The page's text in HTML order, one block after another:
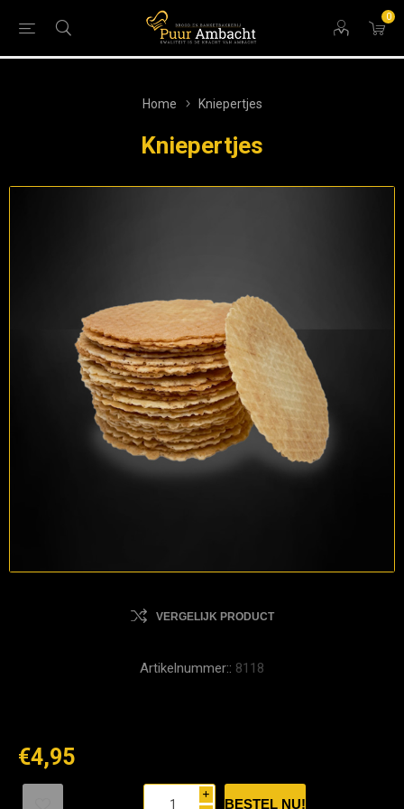
0
Home Kniepertjes
Kniepertjes
VERGELIJK PRODUCT
Artikelnummer:: 8118
€4,95
i